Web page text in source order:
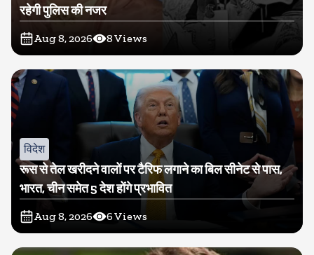
रहेगी पुलिस की नजर
Aug 8, 2026 8Views
विदेश
रूस से तेल खरीदने वालों पर टैरिफ लगाने का बिल सीनेट से पास,
भारत, चीन समेत 5 देश होंगे प्रभावित
Aug 8, 2026 6Views